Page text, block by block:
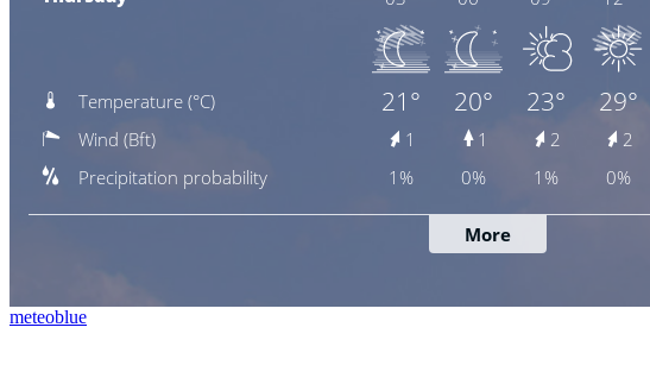
meteoblue